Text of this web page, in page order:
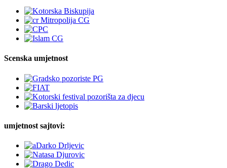
Scenska umjetnost
umjetnost sajtovi: